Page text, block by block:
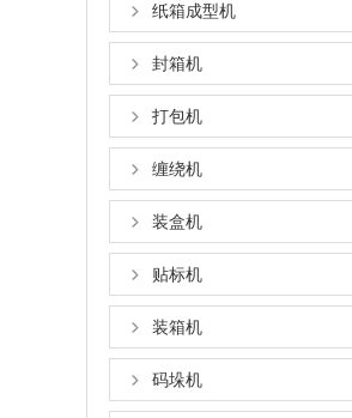
纸箱成型机
封箱机
打包机
缠绕机
装盒机
贴标机
装箱机
码垛机